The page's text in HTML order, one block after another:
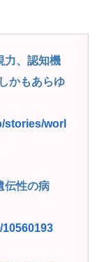
らバズるのかわ
いい歳して独身
バチの巣に突撃
家に来るんだ
レゼントw
為内容を毎回聞
のサーガ」3巻 今
力、認知機
かもあらゆ
stories/worl
伝性の病